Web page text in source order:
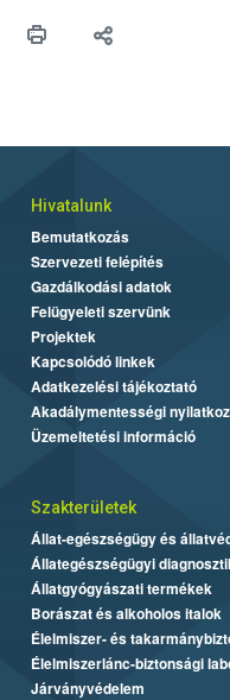
Hivatalunk
Bemutatkozás
Szervezeti felépítés
Gazdálkodási adatok
Felügyeleti szervünk
Projektek
Kapcsolódó linkek
Adatkezelési tájékoztató
Akadálymentességi
Üzemeltetési információ
Szakterületek
Állat-egészségügy és
Állategészségügyi
Állatgyógyászati termékek
Borászat és alkoholos italok
Élelmiszer- és
Élelmiszerlánc-biztonsági
Járványvédelem